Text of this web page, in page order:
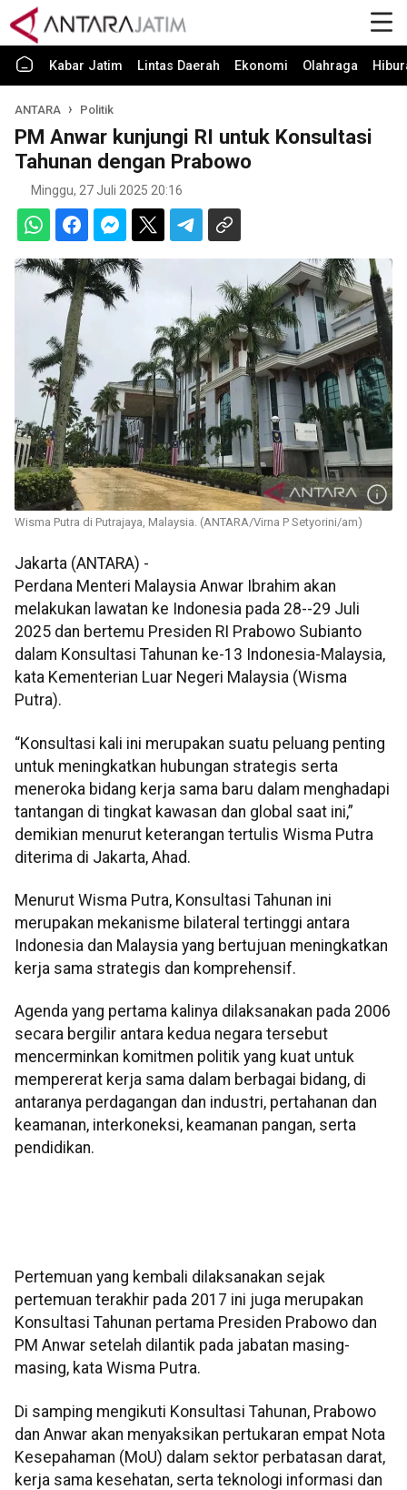
Kabar Jatim Lintas Daerah Ekonomi Olahraga
ANTARA Politik
PM Anwar kunjungi RI untuk Konsultasi
Tahunan dengan Prabowo
Minggu, 27 Juli 2025 20:16
Wisma Putra di Putrajaya, Malaysia. (ANTARA/Virna P Setyorini/am)
Jakarta (ANTARA) -
Perdana Menteri Malaysia Anwar Ibrahim akan
melakukan lawatan ke Indonesia pada 28--29 Juli
2025 dan bertemu Presiden RI Prabowo Subianto
dalam Konsultasi Tahunan ke-13 Indonesia-Malaysia,
kata Kementerian Luar Negeri Malaysia (Wisma
Putra).
“Konsultasi kali ini merupakan suatu peluang penting
untuk meningkatkan hubungan strategis serta
meneroka bidang kerja sama baru dalam menghadapi
tantangan di tingkat kawasan dan global saat ini,”
demikian menurut keterangan tertulis Wisma Putra
diterima di Jakarta, Ahad.
Menurut Wisma Putra, Konsultasi Tahunan ini
merupakan mekanisme bilateral tertinggi antara
Indonesia dan Malaysia yang bertujuan meningkatkan
kerja sama strategis dan komprehensif.
Agenda yang pertama kalinya dilaksanakan pada 2006
secara bergilir antara kedua negara tersebut
mencerminkan komitmen politik yang kuat untuk
mempererat kerja sama dalam berbagai bidang, di
antaranya perdagangan dan industri, pertahanan dan
keamanan, interkoneksi, keamanan pangan, serta
pendidikan.
Pertemuan yang kembali dilaksanakan sejak
pertemuan terakhir pada 2017 ini juga merupakan
Konsultasi Tahunan pertama Presiden Prabowo dan
PM Anwar setelah dilantik pada jabatan masing-
masing, kata Wisma Putra.
Di samping mengikuti Konsultasi Tahunan, Prabowo
dan Anwar akan menyaksikan pertukaran empat Nota
Kesepahaman (MoU) dalam sektor perbatasan darat,
kerja sama kesehatan, serta teknologi informasi dan